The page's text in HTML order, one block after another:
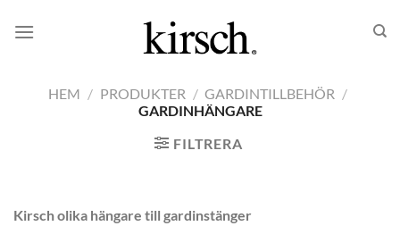
HEM / PRODUKTER / GARDINTILLBEHÖR /
GARDINHÄNGARE
FILTRERA
Kirsch olika hängare till gardinstänger